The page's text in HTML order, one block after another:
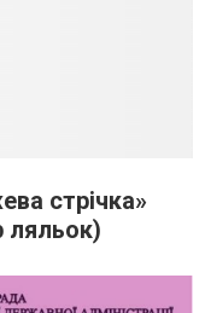
стрічка»
ляльок)